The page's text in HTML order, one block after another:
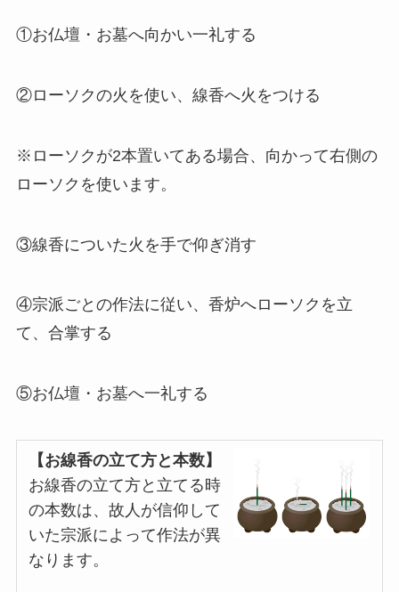
よくご利用いただく弔電
ソープフラワー付き弔電
祝電の送り方
電報活用術
電報コラム
①お仏壇・お墓へ向かい一礼する
②ローソクの火を使い、線香へ火をつける
※ローソクが2本置いてある場合、向かって右側の
ローソクを使います。
③線香についた火を手で仰ぎ消す
④宗派ごとの作法に従い、香炉へローソクを立
て、合掌する
⑤お仏壇・お墓へ一礼する
【お線香の立て方と本数】
お線香の立て方と立てる時
の本数は、故人が信仰して
いた宗派によって作法が異
なります。